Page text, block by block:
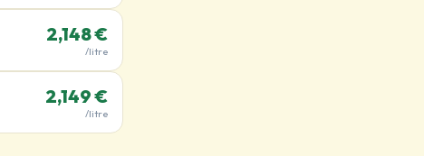
2,148 €
/litre
2,149 €
/litre